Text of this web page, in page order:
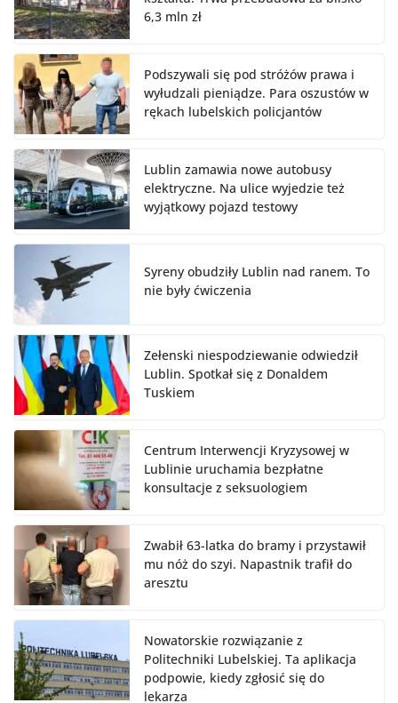
6,3 mln zł
Podszywali się pod stróżów prawa i
wyłudzali pieniądze. Para oszustów w
rękach lubelskich policjantów
Lublin zamawia nowe autobusy
elektryczne. Na ulice wyjedzie też
wyjątkowy pojazd testowy
Syreny obudziły Lublin nad ranem. To
nie były ćwiczenia
Zełenski niespodziewanie odwiedził
Lublin. Spotkał się z Donaldem
Tuskiem
Centrum Interwencji Kryzysowej w
Lublinie uruchamia bezpłatne
konsultacje z seksuologiem
Zwabił 63-latka do bramy i przystawił
mu nóż do szyi. Napastnik trafił do
aresztu
Nowatorskie rozwiązanie z
Politechniki Lubelskiej. Ta aplikacja
podpowie, kiedy zgłosić się do
lekarza